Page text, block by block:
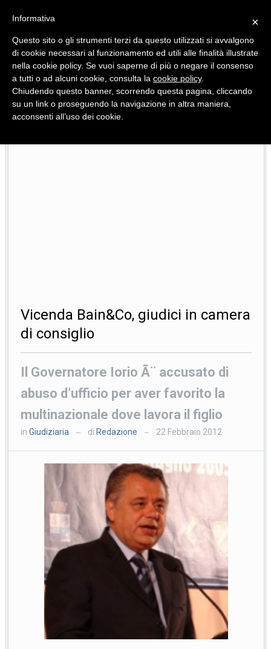
Quotidiano d'informazione distribuito in Molise con
Vicenda Bain&Co, giudici in camera
di consiglio
Il Governatore Iorio Ã¨ accusato di
abuso d’ufficio per aver favorito la
multinazionale dove lavora il figlio
inGiudiziaria — di Redazione — 22 Febbraio 2012
×
Informativa
Questo sito o gli strumenti terzi da questo utilizzati si avvalgono
di cookie necessari al funzionamento ed utili alle finalità illustrate
nella cookie policy. Se vuoi saperne di più o negare il consenso
a tutti o ad alcuni cookie, consulta la cookie policy.
Chiudendo questo banner, scorrendo questa pagina, cliccando
su un link o proseguendo la navigazione in altra maniera,
acconsenti all’uso dei cookie.